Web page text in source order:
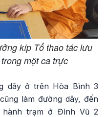
kíp Tổ thao tác lưu
một ca trực
dây ở trên Hòa Bình 3
làm đường dây, đến
hành trạm ở Đình Vũ 2